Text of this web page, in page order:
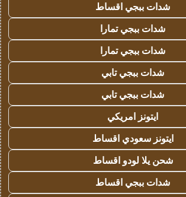
شدات ببجي اقساط
شدات ببجي تمارا
شدات ببجي تمارا
شدات ببجي تابي
شدات ببجي تابي
ايتونز امريكي
ايتونز سعودي اقساط
شحن يلا لودو اقساط
شدات ببجي اقساط